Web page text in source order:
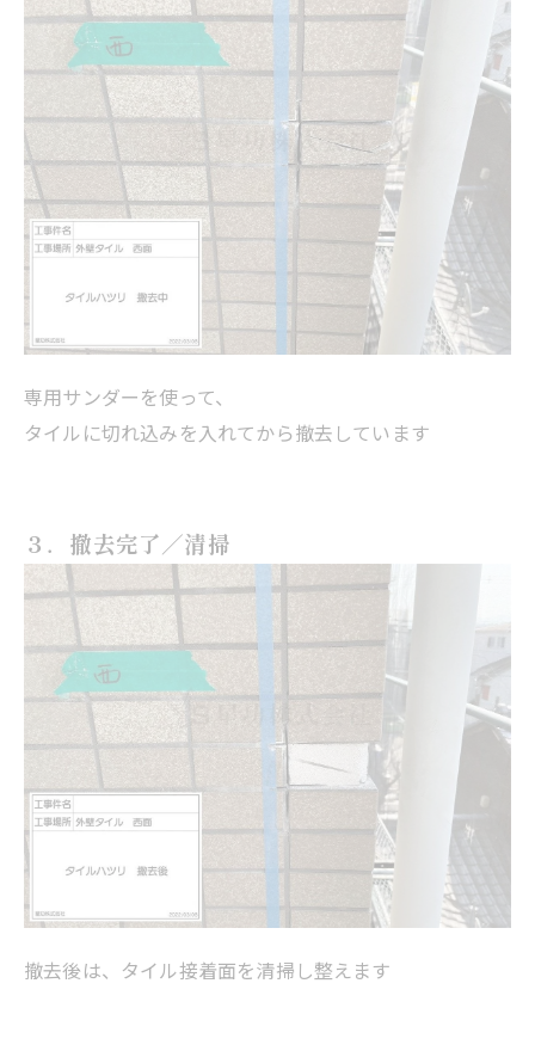
専用サンダーを使って、
タイルに切れ込みを入れてから撤去しています
３．撤去完了／清掃
撤去後は、タイル接着面を清掃し整えます